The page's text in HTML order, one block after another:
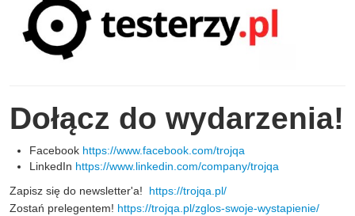
Dołącz do wydarzenia!
Facebook https://www.facebook.com/trojqa
LinkedIn https://www.linkedin.com/company/trojqa
Zapisz się do newsletter'a! https://trojqa.pl/
Zostań prelegentem! https://trojqa.pl/zglos-swoje-wystapienie/